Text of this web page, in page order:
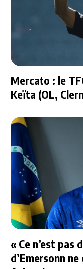
Mercato : le
Keïta (OL,
« Ce n’est pas
d’Emersonn